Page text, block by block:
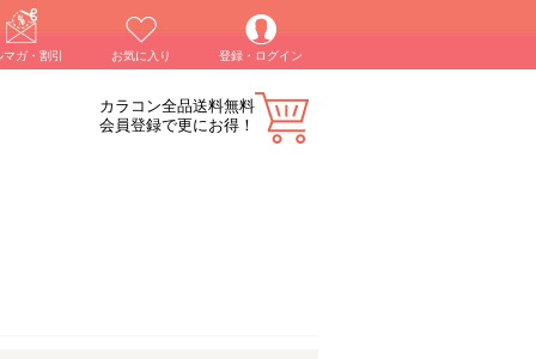
マガ・割引 お気に入り 登録・ログイン
カラコン全品送料無料
会員登録で更にお得！